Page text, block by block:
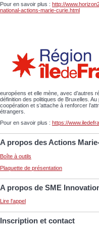
Pour en savoir plus : http://
national-actions-marie-curie.html
européens et elle mène, avec d’autres
définition des politiques de Bruxelles.
coopération et s’attache à renforcer
étrangers.
Pour en savoir plus : https://
A propos des Actions
Boîte à outils
Plaquette de présentation
A propos de SME
Lire l'appel
Inscription et contact